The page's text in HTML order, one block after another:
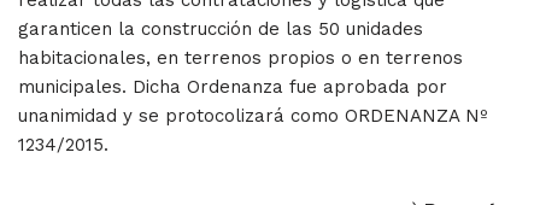
garanticen la construcción de las 50 unidades
habitacionales, en terrenos propios o en terrenos
municipales. Dicha Ordenanza fue aprobada por
unanimidad y se protocolizará como ORDENANZA Nº
1234/2015.